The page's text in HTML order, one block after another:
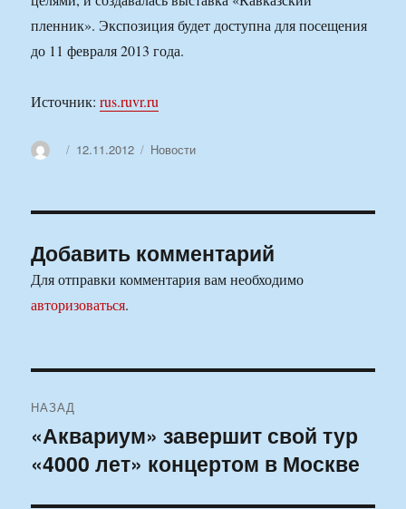
пленник». Экспозиция будет доступна для посещения
до 11 февраля 2013 года.
Источник:rus.ruvr.ru
АвторОпубликовано
12.11.2012 Рубрики
Новости
Добавить комментарий
Для отправки комментария вам необходимо
авторизоваться.
по
записям
НАЗАД
Предыдущая
запись:
«Аквариум» завершит свой тур
«4000 лет» концертом в Москве